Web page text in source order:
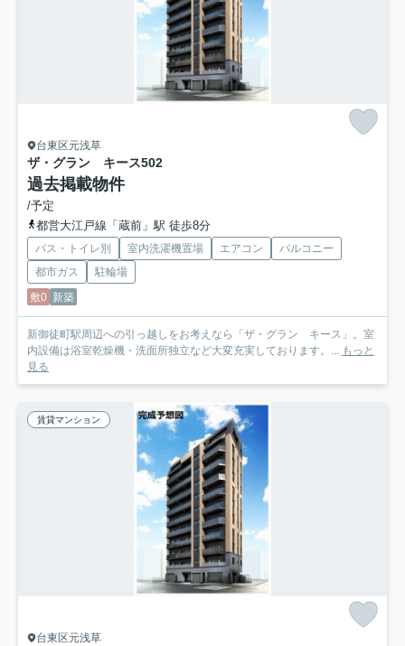
台東区元浅草
ザ・グラン キース502
過去掲載物件
/予定
都営大江戸線「蔵前」駅 徒歩8分
バス・トイレ別 室内洗濯機置場 エアコン
バルコニー
都市ガス
駐輪場
敷0 新築
新御徒町駅周辺への引っ越しをお考えなら「ザ・グラン キース」。室
内設備は浴室乾燥機・洗面所独立など大変充実しております。...
もっと
見る
賃貸マンション
台東区元浅草